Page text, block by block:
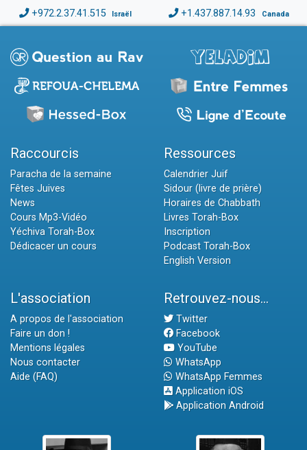
+972.2.37.41.515 Israël +1.437.887.14.93 Canada
Raccourcis
Paracha de la semaine
Fêtes Juives
News
Cours Mp3-Vidéo
Yéchiva Torah-Box
Dédicacer un cours
Ressources
Calendrier Juif
Sidour (livre de prière)
Horaires de Chabbath
Livres Torah-Box
Inscription
Podcast Torah-Box
English Version
L'association
A propos de l'association
Faire un don !
Mentions légales
Nous contacter
Aide (FAQ)
Retrouvez-nous...
Twitter
Facebook
YouTube
WhatsApp
WhatsApp Femmes
Application iOS
Application Android